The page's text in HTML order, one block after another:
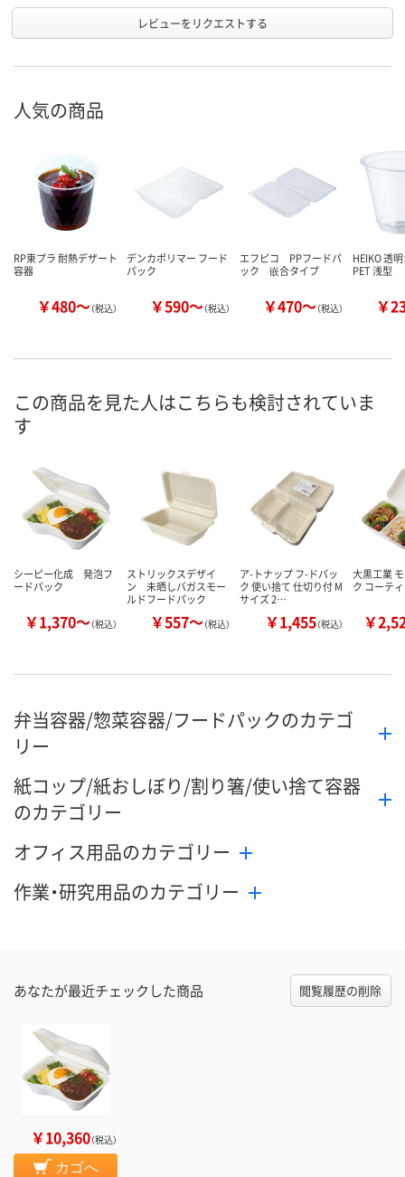
レビューをリクエストする
人気の商品
RP東プラ 耐熱デザート
容器
￥480～（税込）
デンカポリマー フード
パック
￥590～（税込）
エフピコ PPフードパ
ック 嵌合タイプ
￥470～（税込）
HEIKO 透
PET 浅型
￥
この商品を見た人はこちらも検討されていま
す
シーピー化成 発泡フ
ードパック
￥1,370～（税込）
ストリックスデザイ
ン 未晒しバガスモー
ルドフードパック
￥557～（税込）
ア-トナップ フ-ドパッ
ク 使い捨て 仕切り付 M
サイズ 2…
￥1,455（税込）
大黒工業
ク コーテ
￥
弁当容器/惣菜容器/フードパックのカテゴ
リー
紙コップ/紙おしぼり/割り箸/使い捨て容器
のカテゴリー
オフィス用品のカテゴリー
作業・研究用品のカテゴリー
あなたが最近チェックした商品 閲覧履歴の削除
￥10,360（税込）
カゴへ